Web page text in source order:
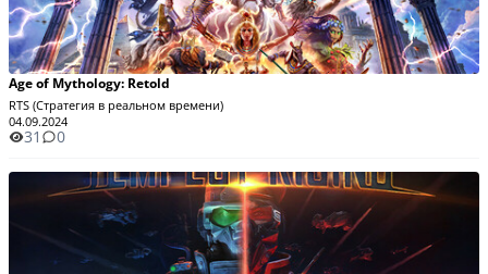
Age of Mythology: Retold
RTS (Стратегия в реальном времени)
04.09.2024
31 0